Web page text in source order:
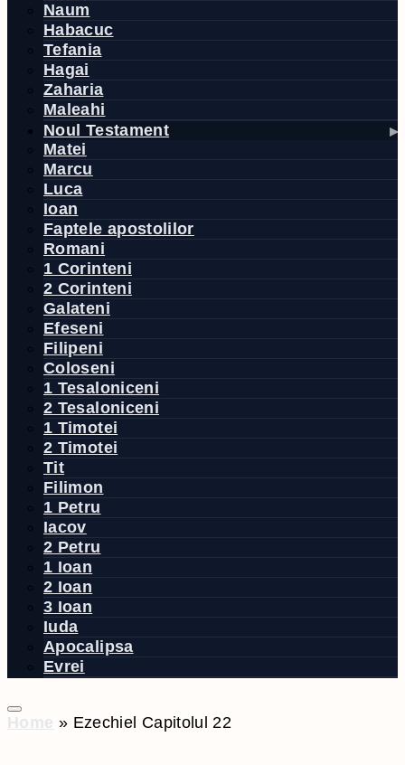
Naum
Habacuc
Tefania
Hagai
Zaharia
Maleahi
Noul Testament
Matei
Marcu
Luca
Ioan
Faptele apostolilor
Romani
1 Corinteni
2 Corinteni
Galateni
Efeseni
Filipeni
Coloseni
1 Tesaloniceni
2 Tesaloniceni
1 Timotei
2 Timotei
Tit
Filimon
1 Petru
Iacov
2 Petru
1 Ioan
2 Ioan
3 Ioan
Iuda
Apocalipsa
Evrei
Home » Ezechiel Capitolul 22